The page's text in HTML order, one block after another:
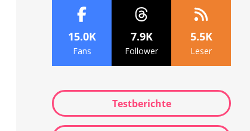
15.0K
Fans
7.9K
Follower
5.5K
Leser
Testberichte